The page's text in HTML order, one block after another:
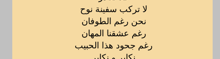
لا تركب سفينة نوح
نحن رغم الطوفان
رغم عشقنا المهان
رغم جحود هذا الحبيب
نكابر و نكابر